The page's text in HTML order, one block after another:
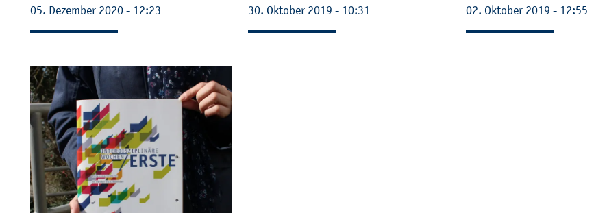
05. De­zem­ber 2020 - 12:23 30. Ok­to­ber 2019 - 10:31 02. Ok­to­ber 2019 - 12:55